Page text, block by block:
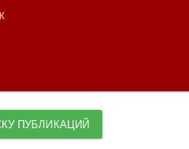
ПУБЛИКАЦИЙ